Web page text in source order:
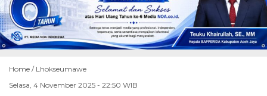
Home / Lhokseumawe
Selasa, 4 November 2025 - 22:50 WIB